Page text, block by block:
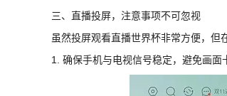
三、直播投屏，注意事项不可忽视
虽然投屏观看直播世界杯非常方便，但
1. 确保手机与电视信号稳定，避免画面